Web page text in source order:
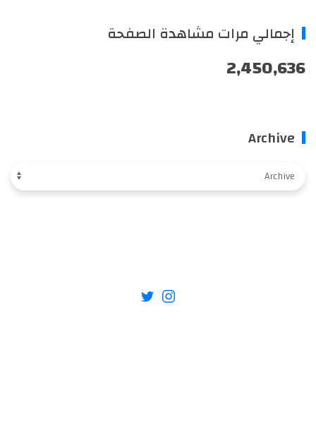
مرات مشاهدة الصفحة